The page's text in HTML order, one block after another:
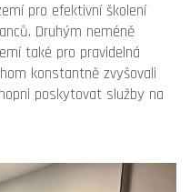
pro efektivní školení
Druhým neméně
také pro pravidelná
konstantně zvyšovali
poskytovat služby na